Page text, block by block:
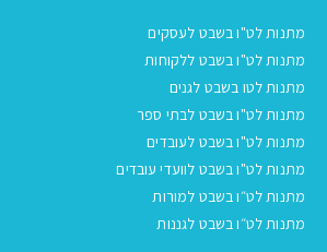
מתנות לט"ו בשבט לעסקים
מתנות לט"ו בשבט ללקוחות
מתנות לטו בשבט לגנים
מתנות לט"ו בשבט לבתי ספר
מתנות לט"ו בשבט לעובדים
מתנות לט"ו בשבט לוועדי עובדים
מתנות לט״ו בשבט למורות
מתנות לט״ו בשבט לגננות